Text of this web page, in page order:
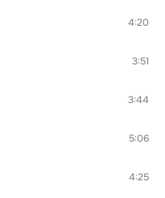
4:20
3:51
3:44
5:06
4:25